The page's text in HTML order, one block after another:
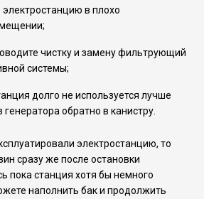
в плохо
чистку и замену фильтрующий
системы;
долго не используется лучше
обратно в канистру.
электростанцию, то
сразу же после остановки
пока станция хотя бы немного
наполнить бак и продолжить